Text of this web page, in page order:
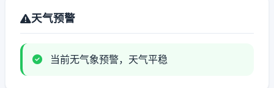
天气预警
当前无气象预警，天气平稳